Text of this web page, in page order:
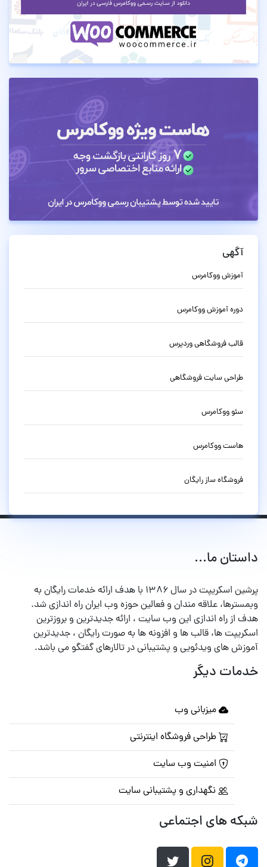
آگهی
آموزش ووکامرس
دوره آموزش ووکامرس
قالب فروشگاهی وردپرس
طراحی سایت فروشگاهی
سئو ووکامرس
هاست ووکامرس
فروشگاه ساز رایگان
داستان ما...
پرشین اسکریپت در سال ۱۳۸۶ با هدف ارائه خدمات رایگان به
وبمسترها، علاقه مندان و فعالین حوزه وب ایران راه اندازی شد.
هدف از راه اندازی این وب سایت ، ارائه جدیدترین و بروزترین
اسکریپت ها، قالب ها و افزونه ها به صورت رایگان ، جدیدترین
آموزش های ویدئویی و پشتیبانی در تالارهای گفتگو می باشد.
خدمات دیگر
میزبانی وب
طراحی فروشگاه اینترنتی
امنیت وب سایت
نگهداری و پشتیبانی سایت
شبکه های اجتماعی